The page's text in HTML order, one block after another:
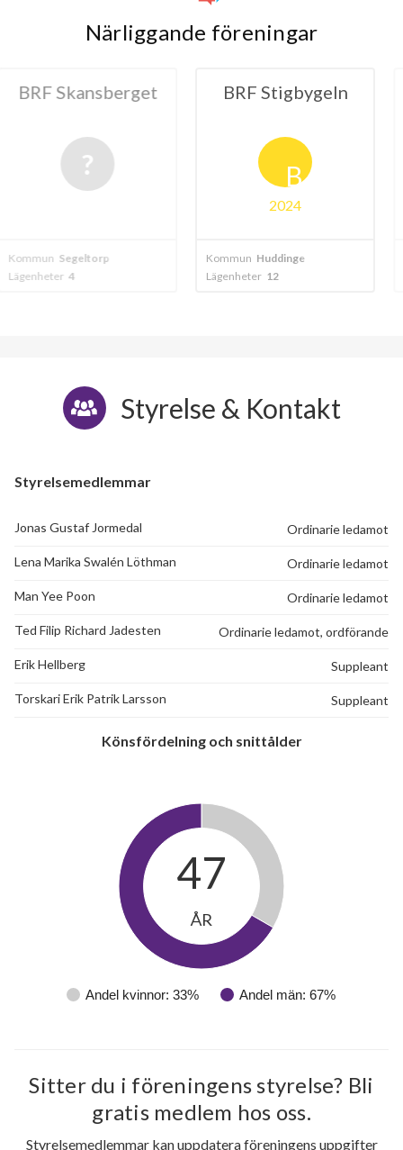
27
Närliggande föreningar
BRF Stigbygeln
Huddinge
BRF
Styrelse & Kontakt
Styrelsemedlemmar
Jonas Gustaf Jormedal Ordinarie ledamot
Lena Marika Swalén Löthman Ordinarie ledamot
Man Yee Poon Ordinarie ledamot
Ted Filip Richard Jadesten Ordinarie ledamot, ordförande
Erik Hellberg Suppleant
Torskari Erik Patrik Larsson Suppleant
Könsfördelning och snittålder
Andel kvinnor: 33% Andel män: 67%
47
ÅR
Sitter du i föreningens styrelse? Bli
gratis medlem hos oss.
Styrelsemedlemmar kan uppdatera föreningens uppgifter